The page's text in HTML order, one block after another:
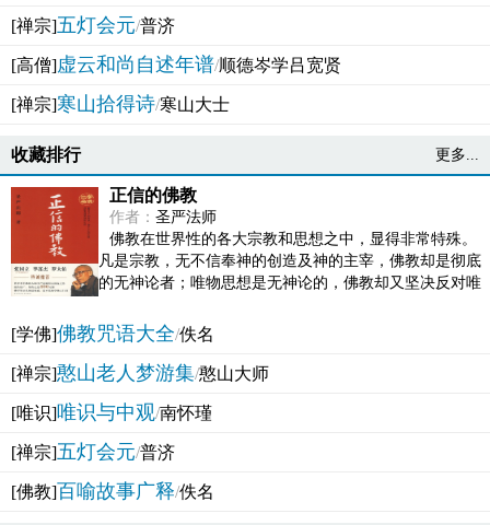
[禅宗]五灯会元/普济
[高僧]虚云和尚自述年谱/顺德岑学吕宽贤
[禅宗]寒山拾得诗/寒山大士
收藏排行 更多...
正信的佛教
作者： 圣严法师
佛教在世界性的各大宗教和思想之中，显得非常特殊。
凡是宗教，无不信奉神的创造及神的主宰，佛教却是彻底
的无神论者；唯物思想是无神论的，佛教却又坚决反对唯
[学佛]佛教咒语大全/佚名
[禅宗]憨山老人梦游集/憨山大师
[唯识]唯识与中观/南怀瑾
[禅宗]五灯会元/普济
[佛教]百喻故事广释/佚名